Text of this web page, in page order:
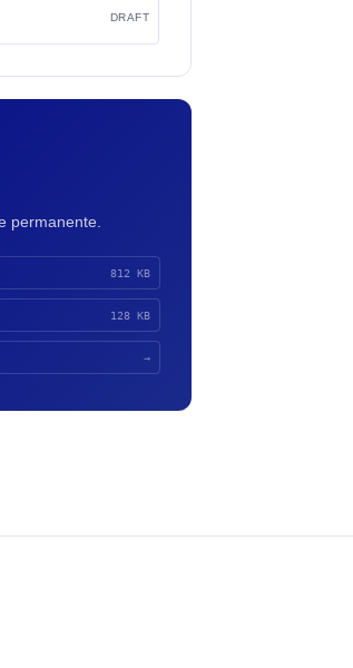
DRAFT
permanente.
812 KB
128 KB
→